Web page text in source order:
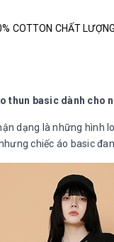
COTTON CHẤT
thun basic dành cho
dạng là những hình
chiếc áo basic